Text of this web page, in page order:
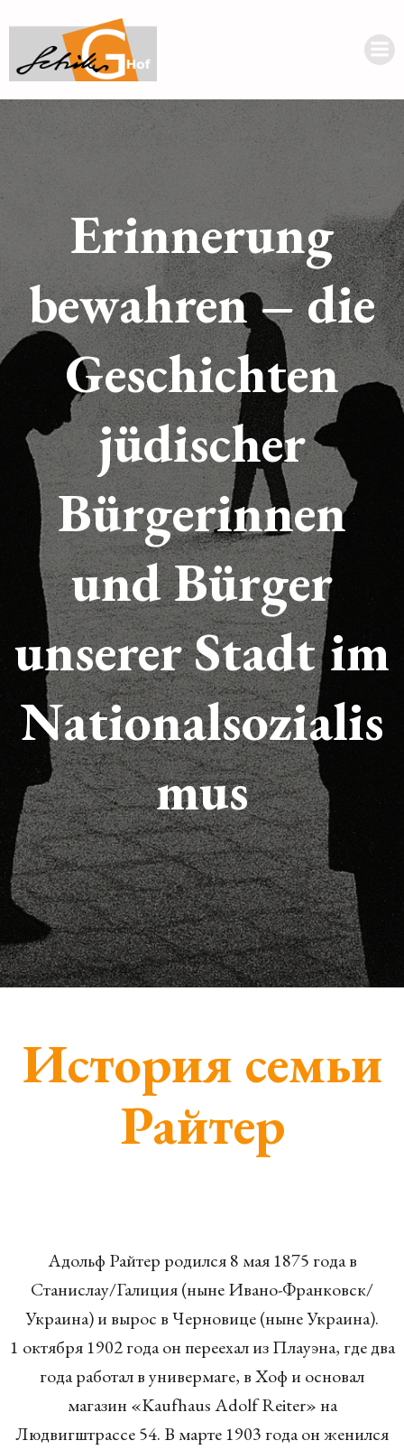
Erinnerung
bewahren – die
Geschichten
jüdischer
Bürgerinnen
und Bürger
unserer Stadt im
Nationalsozialis
mus
История семьи
Райтер
Адольф Райтер родился 8 мая 1875 года в
Станислау/Галиция (ныне Ивано-Франковск/
Украина) и вырос в Черновице (ныне Украина).
1 октября 1902 года он переехал из Плауэна, где два
года работал в универмаге, в Хоф и основал
магазин «Kaufhaus Adolf Reiter» на
Людвигштрассе 54. В марте 1903 года он женился